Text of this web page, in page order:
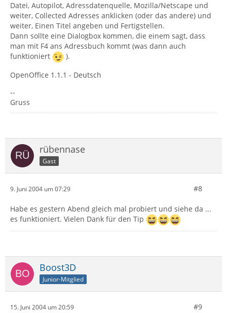
Datei, Autopilot, Adressdatenquelle, Mozilla/Netscape und
weiter, Collected Adresses anklicken (oder das andere) und
weiter, Einen Titel angeben und Fertigstellen.
Dann sollte eine Dialogbox kommen, die einem sagt, dass
man mit F4 ans Adressbuch kommt (was dann auch
funktioniert
).
OpenOffice 1.1.1 - Deutsch
--
Gruss
rübennase
Gast
9. Juni 2004 um 07:29 #8
Habe es gestern Abend gleich mal probiert und siehe da ...
es funktioniert. Vielen Dank für den Tip
Boost3D
Junior-Mitglied
15. Juni 2004 um 20:59 #9